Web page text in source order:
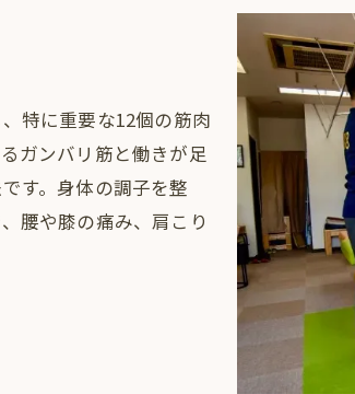
特に重要な12個の筋肉
ガンバリ筋と働きが足
す。身体の調子を整
腰や膝の痛み、肩こり